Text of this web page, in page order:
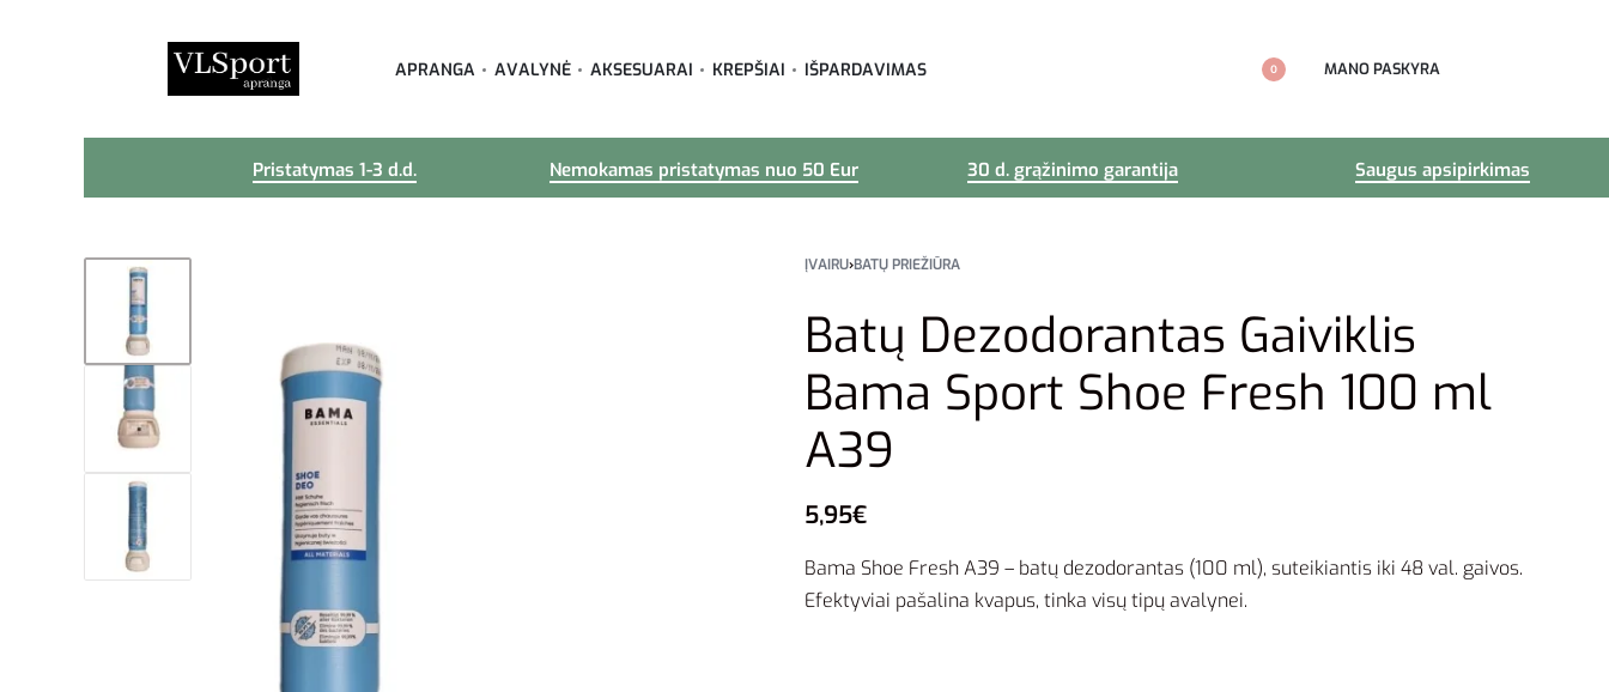
APRANGA AVALYNĖ AKSESUARAI KREPŠIAI IŠPARDAVIMAS 0 MANO PASKYRA
Pristatymas 1-3 d.d. Nemokamas pristatymas nuo 50 Eur 30 d. grąžinimo garantija Saugus apsipirkimas
ĮVAIRU›BATŲ PRIEŽIŪRA
Batų Dezodorantas Gaiviklis
Bama Sport Shoe Fresh 100 ml
A39
5,95€
Bama Shoe Fresh A39 – batų dezodorantas (100 ml), suteikiantis iki 48 val. gaivos.
Efektyviai pašalina kvapus, tinka visų tipų avalynei.